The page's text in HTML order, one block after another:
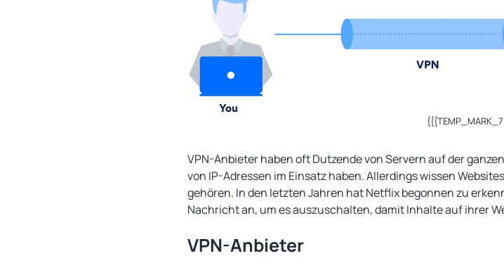
VPN-Anbieter haben oft Dutzende von Servern auf der
von IP-Adressen im Einsatz haben. Allerdings wissen
gehören. In den letzten Jahren hat Netflix begonnen zu
Nachricht an, um es auszuschalten, damit Inhalte auf ihrer
VPN-Anbieter